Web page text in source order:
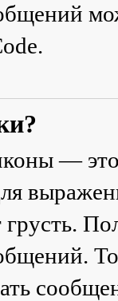
—
грусть.